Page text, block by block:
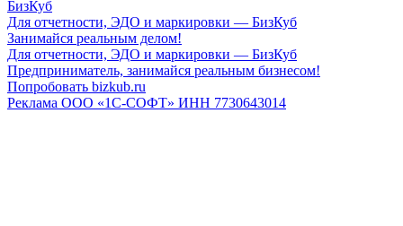
БизКуб
Для отчетности, ЭДО и маркировки — БизКуб
Занимайся реальным делом!
Для отчетности, ЭДО и маркировки — БизКуб
Предприниматель, занимайся реальным бизнесом!
Попробовать bizkub.ru
Реклама ООО «1С-СОФТ» ИНН 7730643014